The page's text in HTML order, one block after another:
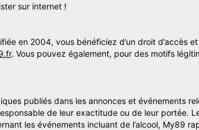
sur internet !
en 2004, vous bénéficiez d’un droit d’accès
. Vous pouvez également, pour des motifs
publiés dans les annonces et événements
de leur exactitude ou de leur portée.
les événements incluant de l’alcool, My89